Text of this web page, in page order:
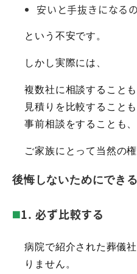
安いと手抜きになる
という不安です。
しかし実際には、
複数社に相談することも
見積りを比較することも
事前相談をすることも、
ご家族にとって当然の権
後悔しないためにでき
1. 必ず比較する
病院で紹介された葬儀
りません。